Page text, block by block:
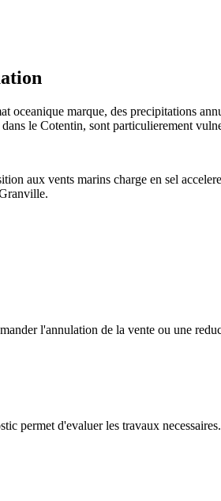
marque, des precipitations
le Cotentin, sont particulierement
aux vents marins charge en sel
l'annulation de la vente ou une
permet d'evaluer les travaux necessaires.